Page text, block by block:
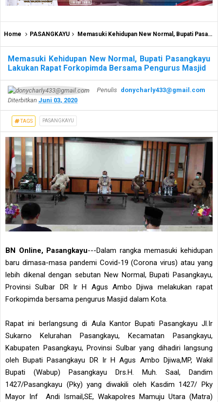
Home PASANGKAYU Memasuki Kehidupan New Normal, Bupati Pasangkayu Lakukan Rapat Forkopimda Bersama Pengurus Masjid
Memasuki Kehidupan New Normal, Bupati Pasangkayu
Lakukan Rapat Forkopimda Bersama Pengurus Masjid
Penulis donycharly433@gmail.com
Diterbitkan Juni 03, 2020
TAGS PASANGKAYU
BN Online, Pasangkayu---Dalam rangka memasuki kehidupan
baru dimasa-masa pandemi Covid-19 (Corona virus) atau yang
lebih dikenal dengan sebutan New Normal, Bupati Pasangkayu,
Provinsi Sulbar DR Ir H Agus Ambo Djiwa melakukan rapat
Forkopimda bersama pengurus Masjid dalam Kota.
Rapat ini berlangsung di Aula Kantor Bupati Pasangkayu Jl.Ir
Sukarno Kelurahan Pasangkayu, Kecamatan Pasangkayu,
Kabupaten Pasangkayu, Provinsi Sulbar yang dihadiri langsung
oleh Bupati Pasangkayu DR Ir H Agus Ambo Djiwa,MP, Wakil
Bupati (Wabup) Pasangkayu Drs.H. Muh. Saal, Dandim
1427/Pasangkayu (Pky) yang diwakili oleh Kasdim 1427/ Pky
Mayor Inf Andi Ismail,SE, Wakapolres Mamuju Utara (Matra)